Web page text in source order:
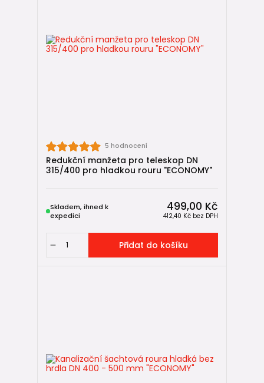
Montáž revizní šachty v 8 krocích
🛒 Navazující zboží
KG venkovní kanalizace
Drenážní potrubí
Zpětné klapky do kanalizace
Ventilační hlavice
5 hodnocení
Redukční manžeta pro teleskop DN
315/400 pro hladkou rouru "ECONOMY"
499,00 Kč
412,40 Kč bez DPH
Skladem, ihned k
expedici
Přidat do košíku